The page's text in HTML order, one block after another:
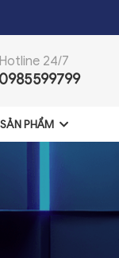
Hotline 24/7
0985599799
SẢN PHẨM